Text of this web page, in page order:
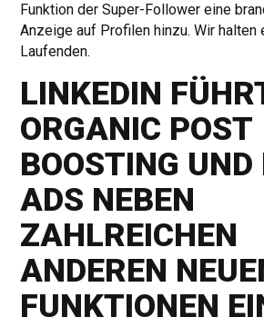
Funktion der Super-Follower eine
Anzeige auf Profilen hinzu. Wir halten
Laufenden.
LINKEDIN
ORGANIC POST
BOOSTING UND
ADS NEBEN
ZAHLREICHEN
ANDEREN
FUNKTIONEN